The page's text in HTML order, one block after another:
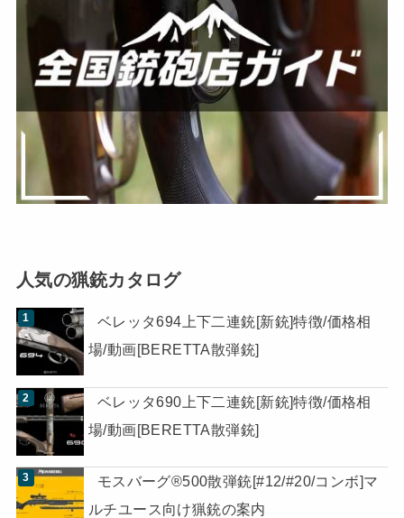
人気の猟銃カタログ
ベレッタ694上下二連銃[新銃]特徴/価格相
場/動画[BERETTA散弾銃]
ベレッタ690上下二連銃[新銃]特徴/価格相
場/動画[BERETTA散弾銃]
モスバーグ®500散弾銃[#12/#20/コンボ]マ
ルチユース向け猟銃の案内